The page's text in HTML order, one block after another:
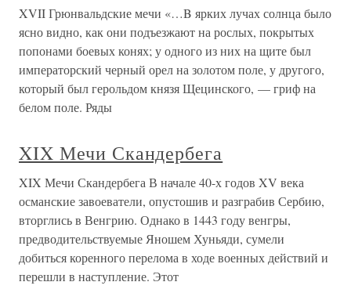
XVII Грюнвальдские мечи «…B ярких лучах солнца было
ясно видно, как они подъезжают на рослых, покрытых
попонами боевых конях; у одного из них на щите был
императорский черный орел на золотом поле, у другого,
который был герольдом князя Щецинского, — гриф на
белом поле. Ряды
XIX Мечи Скандербега
XIX Мечи Скандербега В начале 40-х годов XV века
османские завоеватели, опустошив и разграбив Сербию,
вторглись в Венгрию. Однако в 1443 году венгры,
предводительствуемые Яношем Хуньяди, сумели
добиться коренного перелома в ходе военных действий и
перешли в наступление. Этот